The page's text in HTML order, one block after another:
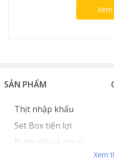
SẢN PHẨM
Thịt nhập khẩu
Set Box tiện lợi
Nước sốt và gia vị
Xem